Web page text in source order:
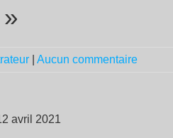
Aucun commentaire
avril 2021